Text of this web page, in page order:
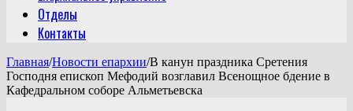
Отделы
Контакты
Главная/Новости епархии/В канун праздника Сретения
Господня епископ Мефодий возглавил Всенощное бдение в
Кафедральном соборе Альметьевска